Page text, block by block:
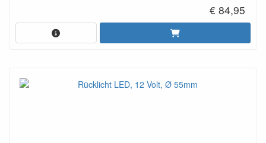
€ 84,95